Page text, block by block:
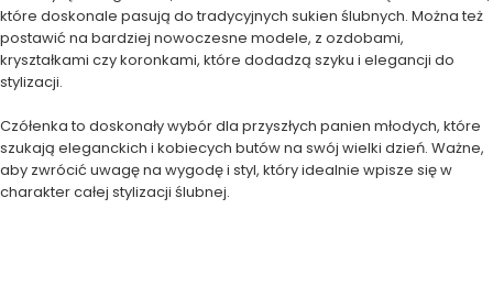
które doskonale pasują do tradycyjnych sukien ślubnych. Można też
postawić na bardziej nowoczesne modele, z ozdobami,
kryształkami czy koronkami, które dodadzą szyku i elegancji do
stylizacji.
Czółenka to doskonały wybór dla przyszłych panien młodych, które
szukają eleganckich i kobiecych butów na swój wielki dzień. Ważne,
aby zwrócić uwagę na wygodę i styl, który idealnie wpisze się w
charakter całej stylizacji ślubnej.